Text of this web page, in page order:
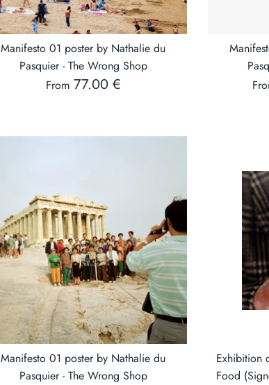
Manifesto 01 poster by Nathalie du
Pasquier - The Wrong Shop
From 77.00 €
Manifesto 01 poster by Nathalie du
Pasquier - The Wrong Shop
Exhibition
Food